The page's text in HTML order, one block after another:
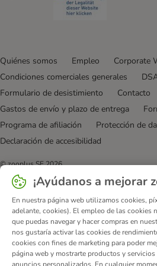
Quiénes somos Empleo Corporate
Condiciones comerciales generales
Formulario de desistimiento
Contacto
Gastos de envío y plazo de entrega
Programa de afiliación
Protección de
Declaración de accesibilidad
© zooplus SE2026
¡Ayúdanos a mejorar
En nuestra página web utilizamos cookies,
adelante, cookies). El empleo de las cookies
que puedas navegar y hacer compras en
nos gustaría activar las cookies de
cookies con fines de marketing para poder
página web y mostrarte productos y